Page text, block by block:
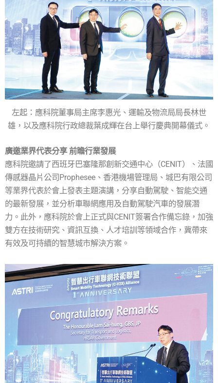
左起：應科院董事局主席李惠光、運輸及物流局局長林世
雄，以及應科院行政總裁葉成輝在台上舉行慶典開幕儀式。
廣邀業界代表分享 前瞻行業發展
應科院邀請了西班牙巴塞隆那創新交通中心（CENIT）、法國
傳感器晶片公司Prophesee、香港機場管理局、城巴有限公司
等業界代表於會上發表主題演講，分享自動駕駛、智能交通
的最新發展，並分析車聯網應用及自動駕駛汽車的發展潛
力。此外，應科院於會上正式與CENIT簽署合作備忘錄，加強
雙方在技術研究、資訊互換、人才培訓等領域合作，冀帶來
有效及可持續的智慧城市解決方案。